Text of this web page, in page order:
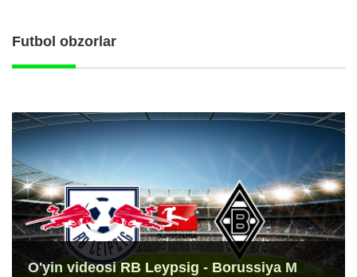
Futbol obzorlar
O'yin videosi RB Leypsig - Borussiya M